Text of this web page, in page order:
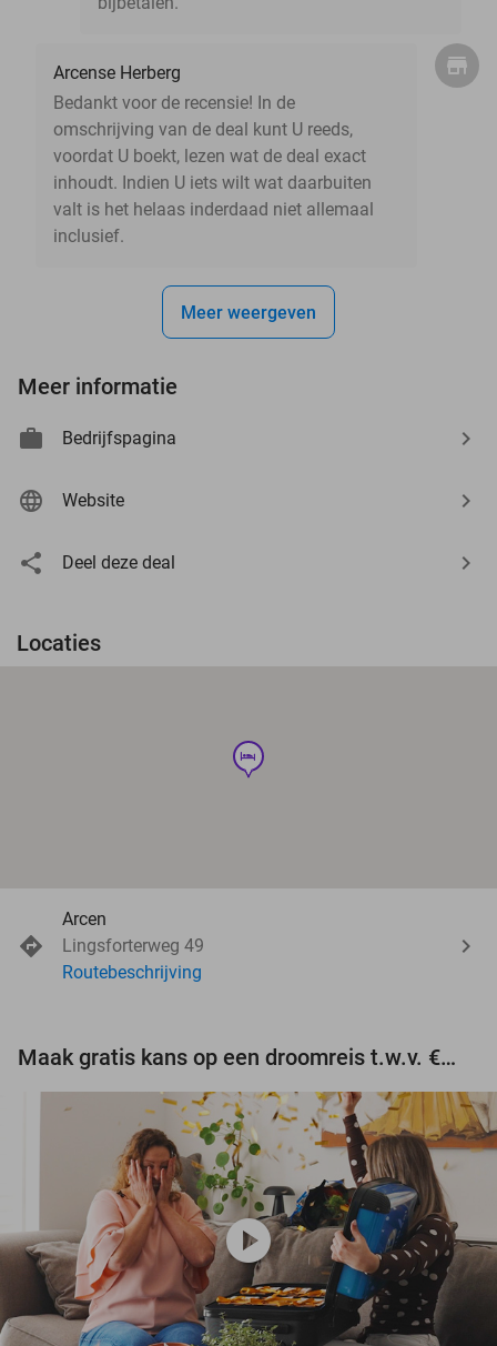
Arcense Herberg
Bedankt voor de recensie! In de
omschrijving van de deal kunt U reeds,
voordat U boekt, lezen wat de deal exact
inhoudt. Indien U iets wilt wat daarbuiten
valt is het helaas inderdaad niet allemaal
inclusief.
Meer weergeven
Meer informatie
Bedrijfspagina
Website
Deel deze deal
Locaties
hotel
Arcen
Lingsforterweg 49
Routebeschrijving
Maak gratis kans op een droomreis t.w.v. €3.000!
play_circle